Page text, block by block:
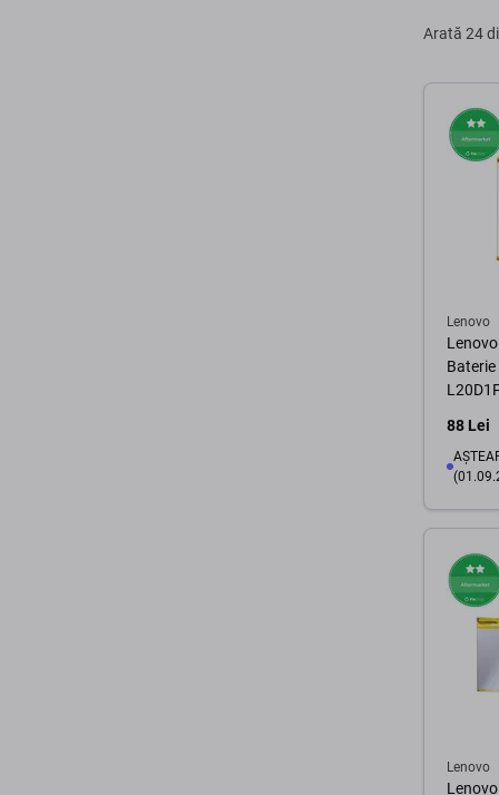
Arată 24
Lenovo
88 Lei
Lenovo